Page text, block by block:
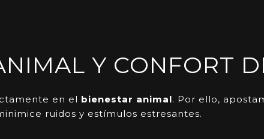
Y CONFORT
en el bienestar animal. Por ello,
ruidos y estímulos estresantes.